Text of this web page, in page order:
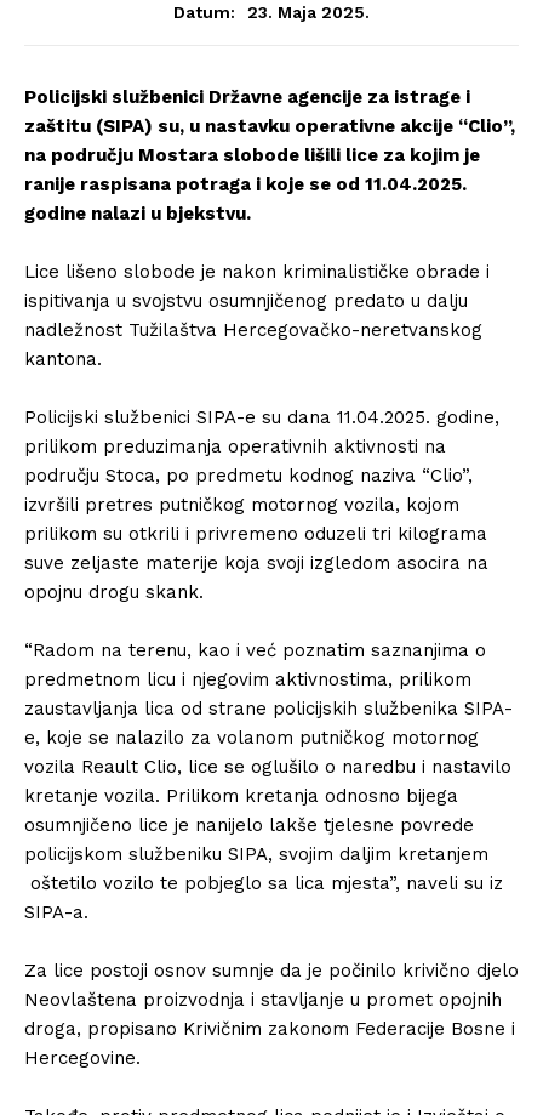
Datum: 23. Maja 2025.
Policijski službenici Državne agencije za istrage i
zaštitu (SIPA) su, u nastavku operativne akcije “Clio”,
na području Mostara slobode lišili lice za kojim je
ranije raspisana potraga i koje se od 11.04.2025.
godine nalazi u bjekstvu.
Lice lišeno slobode je nakon kriminalističke obrade i
ispitivanja u svojstvu osumnjičenog predato u dalju
nadležnost Tužilaštva Hercegovačko-neretvanskog
kantona.
Policijski službenici SIPA-e su dana 11.04.2025. godine,
prilikom preduzimanja operativnih aktivnosti na
području Stoca, po predmetu kodnog naziva “Clio”,
izvršili pretres putničkog motornog vozila, kojom
prilikom su otkrili i privremeno oduzeli tri kilograma
suve zeljaste materije koja svoji izgledom asocira na
opojnu drogu skank.
“Radom na terenu, kao i već poznatim saznanjima o
predmetnom licu i njegovim aktivnostima, prilikom
zaustavljanja lica od strane policijskih službenika SIPA-
e, koje se nalazilo za volanom putničkog motornog
vozila Reault Clio, lice se oglušilo o naredbu i nastavilo
kretanje vozila. Prilikom kretanja odnosno bijega
osumnjičeno lice je nanijelo lakše tjelesne povrede
policijskom službeniku SIPA, svojim daljim kretanjem
oštetilo vozilo te pobjeglo sa lica mjesta”, naveli su iz
SIPA-a.
Za lice postoji osnov sumnje da je počinilo krivično djelo
Neovlaštena proizvodnja i stavljanje u promet opojnih
droga, propisano Krivičnim zakonom Federacije Bosne i
Hercegovine.